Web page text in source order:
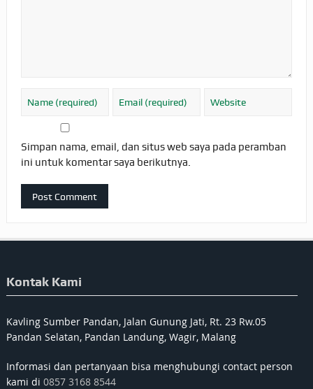
Simpan nama, email, dan situs web saya pada peramban
ini untuk komentar saya berikutnya.
Kontak Kami
Kavling Sumber Pandan, Jalan Gunung Jati, Rt. 23 Rw.05
Pandan Selatan, Pandan Landung, Wagir, Malang
Informasi dan pertanyaan bisa menghubungi contact person
kami di 0857 3168 8544